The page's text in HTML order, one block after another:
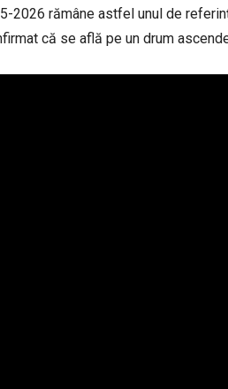
2026 rămâne astfel unul de
că se află pe un drum